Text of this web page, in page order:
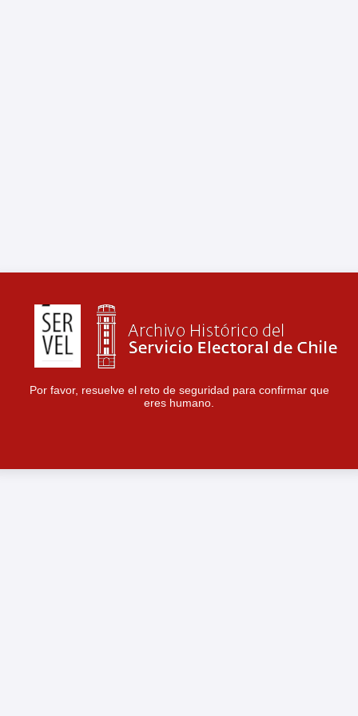
Por favor, resuelve el reto de seguridad para confirmar que
eres humano.